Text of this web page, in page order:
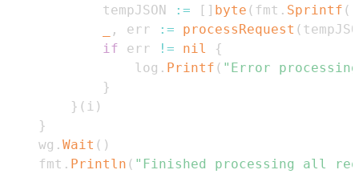
			tempJSON
:= [ ] byte ( fmt . Sprintf (
, err := processRequest (
if err != nil
{
				log
. Printf ( "Error
}
} ( i )
}
	wg
. Wait ( )
	fmt
. Println ( "Finished processing all